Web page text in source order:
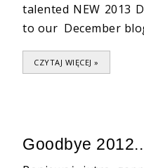
talented NEW 2013
to our December
CZYTAJ WIĘCEJ »
Goodbye